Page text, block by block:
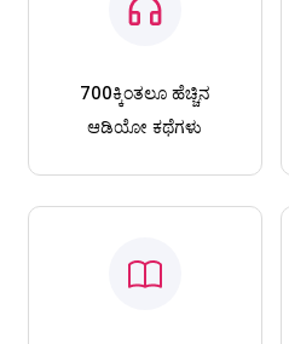
700ಕ್ಕಿಂತಲೂ ಹೆಚ್ಚಿನ
ಆಡಿಯೋ ಕಥೆಗಳು